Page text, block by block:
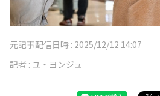
元記事配信日時 : 2025/12/12 14:07
記者 : ユ・ヨンジュ